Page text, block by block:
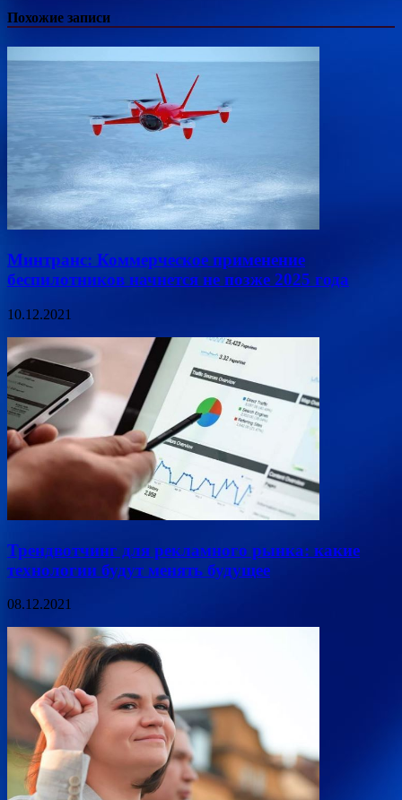
Похожие записи
Минтранс: Коммерческое применение
беспилотников начнется не позже 2025 года
10.12.2021
Трендвотчинг для рекламного рынка: какие
технологии будут менять будущее
08.12.2021